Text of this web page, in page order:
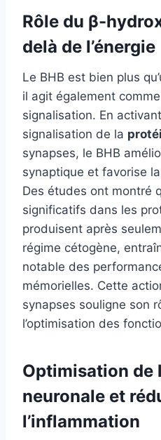
Rôle du β-
delà de l’énergie
Le BHB est bien plus
il agit également
signalisation. En
signalisation de la
synapses, le BHB
synaptique et favorise
Des études ont montré
significatifs dans les
produisent après
régime cétogène,
notable des
mémorielles. Cette
synapses souligne son
l’optimisation des
Optimisation de
neuronale et
l’inflammation